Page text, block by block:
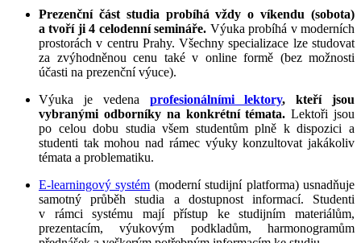
Prezenční část studia probíhá vždy o víkendu (sobota)
a tvoří ji 4 celodenní semináře. Výuka probíhá v moderních
prostorách v centru Prahy. Všechny specializace lze studovat
za zvýhodněnou cenu také v online formě (bez možnosti
účasti na prezenční výuce).
Výuka je vedena profesionálními lektory, kteří jsou
vybranými odborníky na konkrétní témata. Lektoři jsou
po celou dobu studia všem studentům plně k dispozici a
studenti tak mohou nad rámec výuky konzultovat jakákoliv
témata a problematiku.
E-learningový systém (moderní studijní platforma) usnadňuje
samotný průběh studia a dostupnost informací. Studenti
v rámci systému mají přístup ke studijním materiálům,
prezentacím, výukovým podkladům, harmonogramům